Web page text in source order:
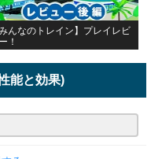
みんなのトレイン】プレイレビ
！
能と効果)